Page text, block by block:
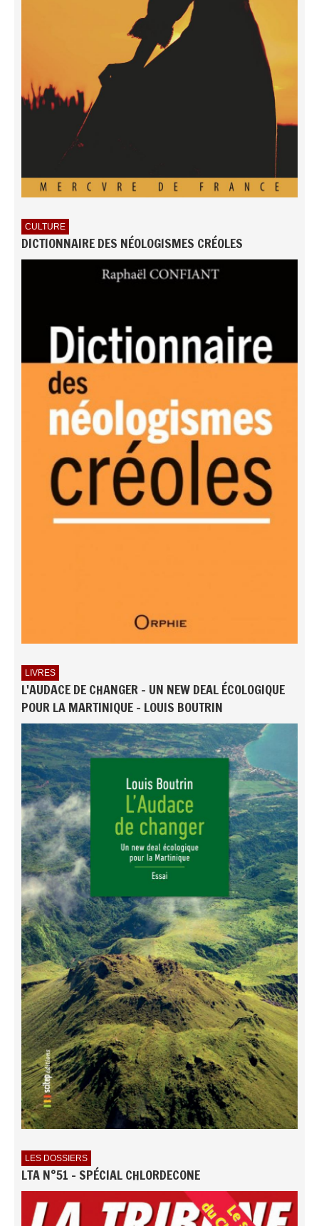
CULTURE
DICTIONNAIRE DES NÉOLOGISMES CRÉOLES
LIVRES
L'AUDACE DE CHANGER - UN NEW DEAL ÉCOLOGIQUE
POUR LA MARTINIQUE - LOUIS BOUTRIN
LES DOSSIERS
LTA N°51 - SPÉCIAL CHLORDECONE